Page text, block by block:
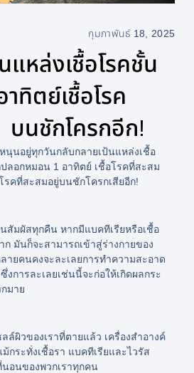
กุมภาพันธ์ 18, 2025
หล่งเชื้อโรคชั้น
ทิตย์เชื้อโรค
ชักโครกอีก!
นุนอยู่ทุกวันกลับกลายเป้นแหล่งเชื้อ
ลอกหมอน 1 อาทิตย์ เชื้อโรคที่สะสม
คที่สะสมอยู่บนชักโครกเสียอีก!
สัมผัสทุกคืน หากมีแบคทีเรียหรือเชื้อ
มันก็จะสามารถเข้าสู่ร่างกายของ
ายคนคงจะละเลยการทำความสะอาด
การละเลยเช่นนี้จะก่อให้เกิดผลกระ
มาย
ล์ผิวของเราที่ตายแล้ว เครื่องสำอางค์
กระทั่งเชื้อรา แบคทีเรียและไวรัส
อนของพวกเราทุกคน